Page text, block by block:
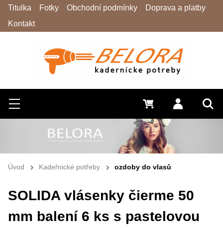
Hledat
Menu Přihlásit
0 Kč
Titulka Fotky Obchodní podmínky
Doprava a platby
Kontakt
Úvod Kadeřnické potřeby ozdoby do vlasů
SOLIDA vlásenky čierme 50
mm balení 6 ks s pastelovou